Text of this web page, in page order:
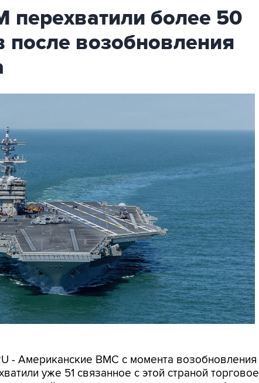
перехватили более 50
после возобновления
- Американские ВМС с момента возобновления
уже 51 связанное с этой страной торговое